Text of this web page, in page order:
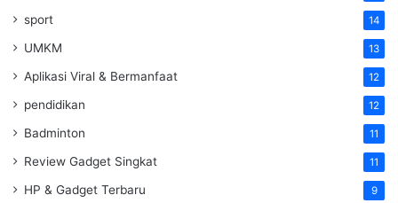
sport 14
UMKM 13
Aplikasi Viral & Bermanfaat 12
pendidikan 12
Badminton 11
Review Gadget Singkat 11
HP & Gadget Terbaru 9